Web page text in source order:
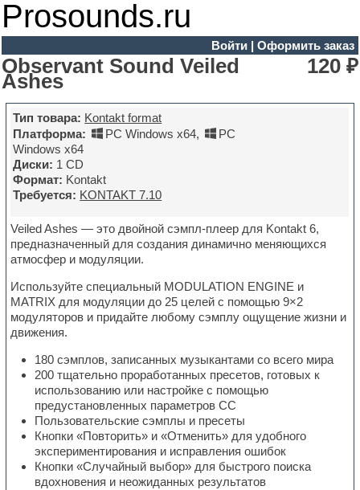
Prosounds.ru
Войти| Оформить заказ
Observant Sound Veiled
Ashes
120 ₽
Тип товара: Kontakt format
Платформа:
PC Windows x64,
PC
Windows x64
Диски: 1 CD
Формат: Kontakt
Требуется: KONTAKT 7.10
Veiled Ashes — это двойной сэмпл-плеер для Kontakt 6,
предназначенный для создания динамично меняющихся
атмосфер и модуляции.
Используйте специальный MODULATION ENGINE и
MATRIX для модуляции до 25 целей с помощью 9×2
модуляторов и придайте любому сэмплу ощущение жизни и
движения.
180 сэмплов, записанных музыкантами со всего мира
200 тщательно проработанных пресетов, готовых к
использованию или настройке с помощью
предустановленных параметров CC
Пользовательские сэмплы и пресеты
Кнопки «Повторить» и «Отменить» для удобного
экспериментирования и исправления ошибок
Кнопки «Случайный выбор» для быстрого поиска
вдохновения и неожиданных результатов